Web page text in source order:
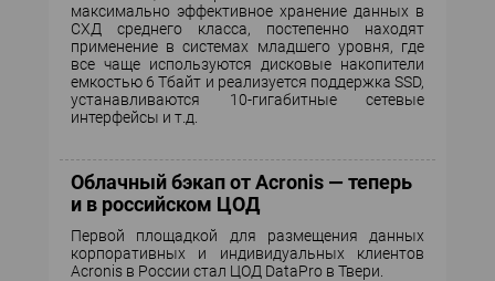
максимально эффективное хранение данных в
СХД среднего класса, постепенно находят
применение в системах младшего уровня, где
все чаще используются дисковые накопители
емкостью 6 Тбайт и реализуется поддержка SSD,
устанавливаются 10-гигабитные сетевые
интерфейсы и т.д.
Облачный бэкап от Acronis — теперь
и в российском ЦОД
Первой площадкой для размещения данных
корпоративных и индивидуальных клиентов
Acronis в России стал ЦОД DataPro в Твери.